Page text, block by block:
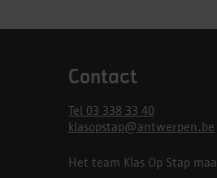
Contact
Tel 03 338 33 40
klasopstap@antwerpen.be
Het team Klas Op Stap